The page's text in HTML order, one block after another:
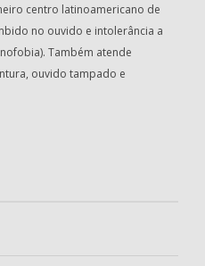
centro latinoamericano de
no ouvido e intolerância a
Também atende
ouvido tampado e